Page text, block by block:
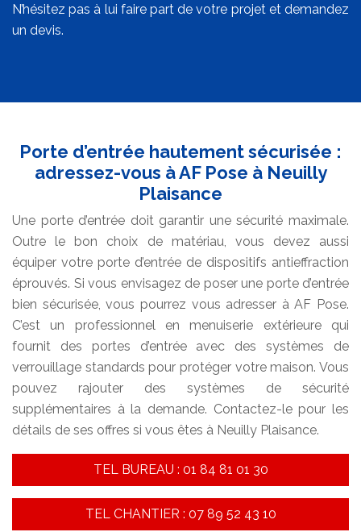
N’hésitez pas à lui faire part de votre projet et demandez
un devis.
Porte d’entrée hautement sécurisée :
adressez-vous à AF Pose à Neuilly
Plaisance
Une porte d’entrée doit garantir une sécurité maximale.
Outre le bon choix de matériau, vous devez aussi
équiper votre porte d’entrée de dispositifs antieffraction
éprouvés. Si vous envisagez de poser une porte d’entrée
bien sécurisée, vous pourrez vous adresser à AF Pose.
C’est un professionnel en menuiserie extérieure qui
fournit des portes d’entrée avec des systèmes de
verrouillage standards pour protéger votre maison. Vous
pouvez rajouter des systèmes de sécurité
supplémentaires à la demande. Contactez-le pour les
détails de ses offres si vous êtes à Neuilly Plaisance.
TEL BUREAU : 01 84 81 01 30
TEL CHANTIER : 07 89 52 43 10